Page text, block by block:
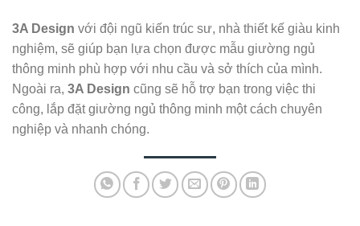
3A Design với đội ngũ kiến trúc sư, nhà thiết kế giàu kinh
nghiệm, sẽ giúp bạn lựa chọn được mẫu giường ngủ
thông minh phù hợp với nhu cầu và sở thích của mình.
Ngoài ra, 3A Design cũng sẽ hỗ trợ bạn trong việc thi
công, lắp đặt giường ngủ thông minh một cách chuyên
nghiệp và nhanh chóng.